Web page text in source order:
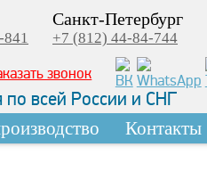
Санкт-Петербург
+7 (812) 44-84-744
841
звонок
по всей России и СНГ
Контакты